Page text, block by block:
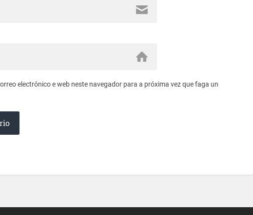
electrónico e web neste navegador para a próxima vez que faga un